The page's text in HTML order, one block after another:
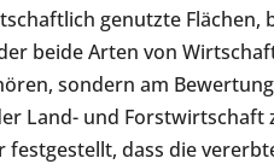
genutzte Flächen,
beide Arten von
sondern am
Land- und Forstwirtschaft
dass die